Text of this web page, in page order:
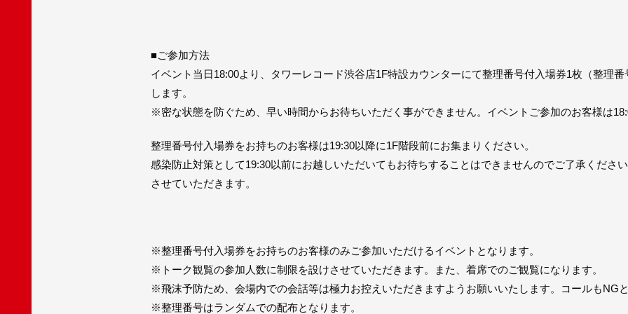
■ご参加方法
イベント当日18:00より、タワーレコード渋谷店1F特設カウンターにて整理番号付入場券1枚（整理
します。
※密な状態を防ぐため、早い時間からお待ちいただく事ができません。イベントご参加のお客様は
整理番号付入場券をお持ちのお客様は19:30以降に1F階段前にお集まりください。
感染防止対策として19:30以前にお越しいただいてもお待ちすることはできませんのでご了承くださ
させていただきます。
※整理番号付入場券をお持ちのお客様のみご参加いただけるイベントとなります。
※トーク観覧の参加人数に制限を設けさせていただきます。また、着席でのご観覧になります。
※飛沫予防ため、会場内での会話等は極力お控えいただきますようお願いいたします。コールもNG
※整理番号はランダムでの配布となります。